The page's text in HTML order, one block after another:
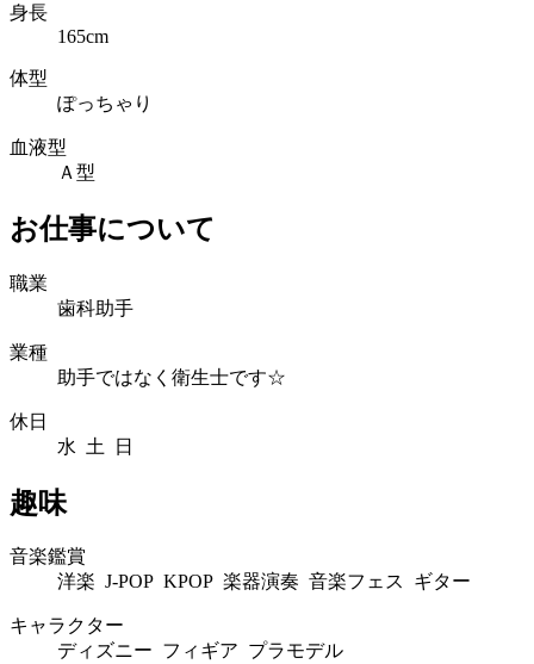
身長
165cm
体型
ぽっちゃり
血液型
Ａ型
お仕事について
職業
歯科助手
業種
助手ではなく衛生士です☆
休日
水 土 日
趣味
音楽鑑賞
洋楽 J-POP KPOP 楽器演奏 音楽フェス ギター
キャラクター
ディズニー フィギア プラモデル